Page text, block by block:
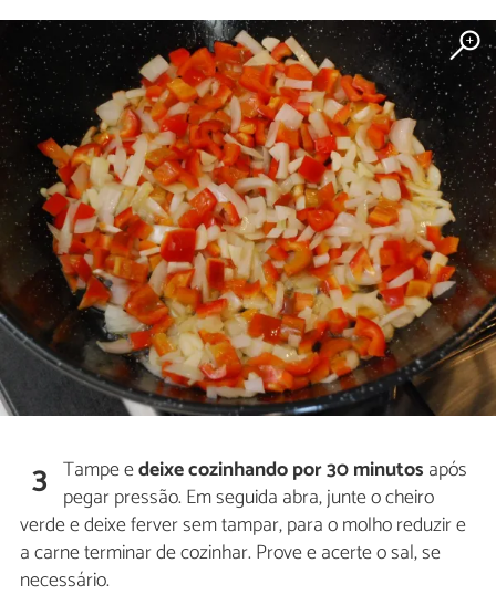
3 Tampe edeixe cozinhando por 30 minutos após
pegar pressão. Em seguida abra, junte o cheiro
verde e deixe ferver sem tampar, para o molho reduzir e
a carne terminar de cozinhar. Prove e acerte o sal, se
necessário.